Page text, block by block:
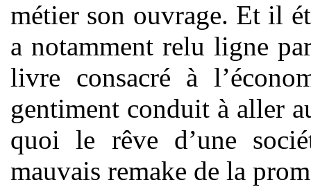
métier son ouvrage. Et il
a notamment relu ligne
livre consacré à
gentiment conduit à aller
quoi le rêve d’une
mauvais remake de la